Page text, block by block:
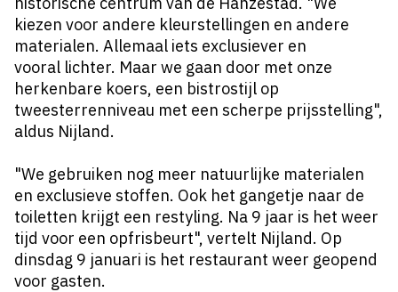
kiezen voor andere kleurstellingen en andere
materialen. Allemaal iets exclusiever en
vooral lichter. Maar we gaan door met onze
herkenbare koers, een bistrostijl op
tweesterrenniveau met een scherpe prijsstelling",
aldus Nijland.
"We gebruiken nog meer natuurlijke materialen
en exclusieve stoffen. Ook het gangetje naar de
toiletten krijgt een restyling. Na 9 jaar is het weer
tijd voor een opfrisbeurt", vertelt Nijland. Op
dinsdag 9 januari is het restaurant weer geopend
voor gasten.